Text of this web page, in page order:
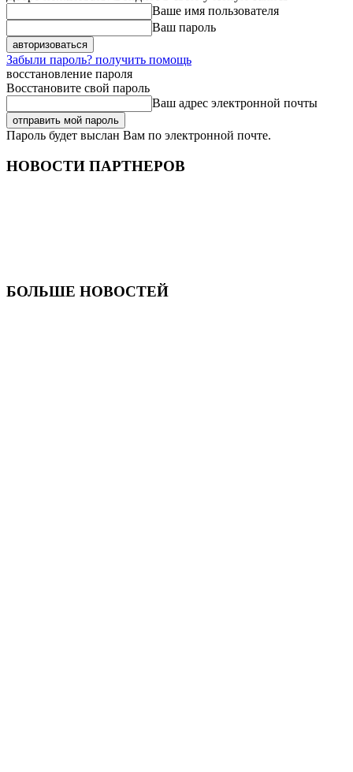
Ваше имя пользователя
Ваш пароль
Забыли пароль? получить помощь
восстановление пароля
Восстановите свой пароль
Ваш адрес электронной почты
Пароль будет выслан Вам по электронной почте.
НОВОСТИ ПАРТНЕРОВ
БОЛЬШЕ НОВОСТЕЙ